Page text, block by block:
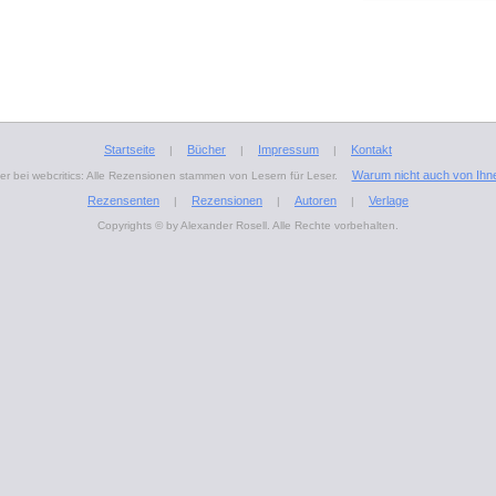
Startseite | Bücher | Impressum | Kontakt
bei webcritics: Alle Rezensionen stammen von Lesern für Leser.
Warum nicht auch von
Rezensenten
| Rezensionen | Autoren | Verlage
Copyrights © by Alexander Rosell. Alle Rechte vorbehalten.